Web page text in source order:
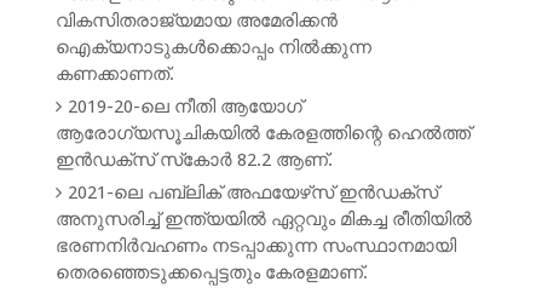
വികസിതരാജ്യമായ അമേരിക്കന്‍
ഐക്യനാടുകള്‍ക്കൊപ്പം നില്‍ക്കുന്ന
കണക്കാണത്.
2019-20-ലെ നീതി ആയോഗ്
ആരോഗ്യസൂചികയില്‍ കേരളത്തിന്റെ ഹെല്‍ത്ത്
ഇന്‍ഡക്‌സ് സ്‌കോര്‍ 82.2 ആണ്.
2021-ലെ പബ്ലിക് അഫയേഴ്‌സ് ഇന്‍ഡക്‌സ്
അനുസരിച്ച് ഇന്ത്യയില്‍ ഏറ്റവും മികച്ച രീതിയില്‍
ഭരണനിര്‍വഹണം നടപ്പാക്കുന്ന സംസ്ഥാനമായി
തെരഞ്ഞെടുക്കപ്പെട്ടതും കേരളമാണ്.